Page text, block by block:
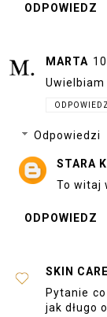
ODPOWIEDZ
MARTA
ODPOWIEDZ
Odpowiedzi
STARA
To witaj
ODPOWIEDZ
SKIN
Pytanie
jak długo